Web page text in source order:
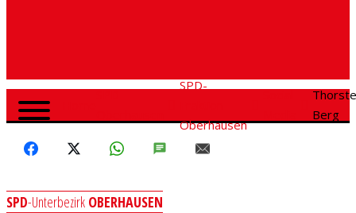
SPD-
Oberhausen
Berg
FACEBOOK WHATSAPP
SPD-Unterbezirk OBERHAUSEN